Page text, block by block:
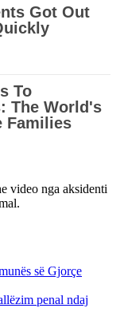
video nga aksidenti
së Gjorçe
penal ndaj